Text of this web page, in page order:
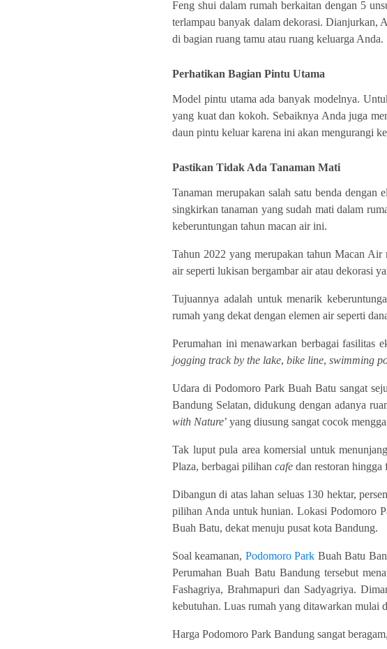
Feng shui dalam rumah berkaitan dengan 5
terlampau banyak dalam dekorasi. Dianjurkan,
di bagian ruang tamu atau ruang keluarga Anda.
Perhatikan Bagian Pintu Utama
Model pintu utama ada banyak modelnya.
yang kuat dan kokoh. Sebaiknya Anda juga
daun pintu keluar karena ini akan mengurangi
Pastikan Tidak Ada Tanaman Mati
Tanaman merupakan salah satu benda
singkirkan tanaman yang sudah mati dalam
keberuntungan tahun macan air ini.
Tahun 2022 yang merupakan tahun Macan Air
air seperti lukisan bergambar air atau dekorasi
Tujuannya adalah untuk menarik
rumah yang dekat dengan elemen air seperti
Perumahan ini menawarkan berbagai fasilitas
jogging track by the lake, bike line, swimming
Udara di Podomoro Park Buah Batu sangat
Bandung Selatan, didukung dengan adanya
with Nature’ yang diusung sangat cocok
Tak luput pula area komersial untuk
Plaza, berbagai pilihan cafe dan restoran hingga
Dibangun di atas lahan seluas 130 hektar,
pilihan Anda untuk hunian. Lokasi Podomoro
Buah Batu, dekat menuju pusat kota Bandung.
Soal keamanan, Podomoro Park Buah Batu
Perumahan Buah Batu Bandung tersebut
Fashagriya, Brahmapuri dan Sadyagriya.
kebutuhan. Luas rumah yang ditawarkan mulai
Harga Podomoro Park Bandung sangat